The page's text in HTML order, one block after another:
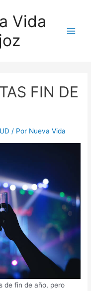
Vida
FIN DE
/ Por Nueva Vida
de fin de año, pero